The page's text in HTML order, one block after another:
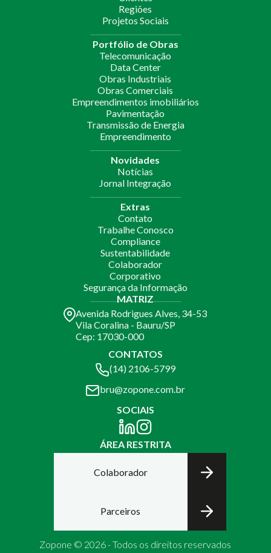
Regiões
Projetos Sociais
Portfólio de Obras
Telecomunicação
Data Center
Obras Industriais
Obras Comerciais
Empreendimentos imobiliários
Pavimentação
Transmissão de Energia
Empreendimento
Novidades
Notícias
Jornal Integração
Extras
Contato
Trabalhe Conosco
Compliance
Sustentabilidade
Colaborador
Corporativo
Segurança da Informação
MATRIZ
Avenida Rodrigues Alves, 34-53
Vila Coralina - Bauru/SP
Cep: 17030-000
CONTATOS
(14) 2106-5799
bru@zopone.com.br
SOCIAIS
ÁREA RESTRITA
Colaborador
Parceiros
Zopone © 2026 - Todos os direitos reservados